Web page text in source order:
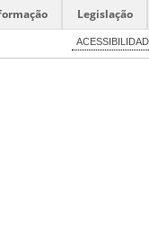
Legislação